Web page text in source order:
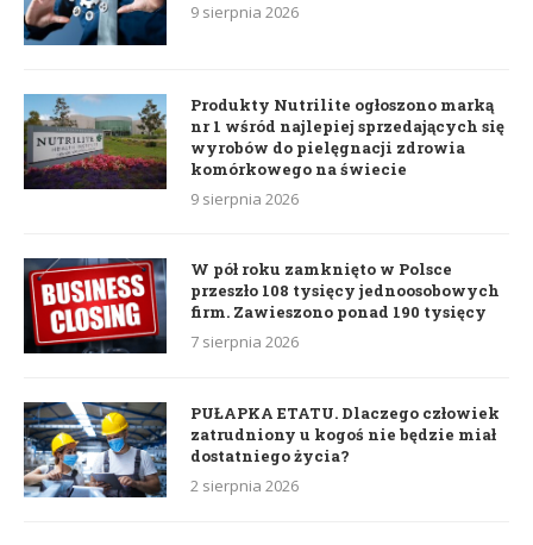
9 sierpnia 2026
Produkty Nutrilite ogłoszono marką
nr 1 wśród najlepiej sprzedających się
wyrobów do pielęgnacji zdrowia
komórkowego na świecie
9 sierpnia 2026
W pół roku zamknięto w Polsce
przeszło 108 tysięcy jednoosobowych
firm. Zawieszono ponad 190 tysięcy
7 sierpnia 2026
PUŁAPKA ETATU. Dlaczego człowiek
zatrudniony u kogoś nie będzie miał
dostatniego życia?
2 sierpnia 2026